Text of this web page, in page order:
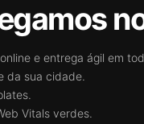
e entrega ágil em
da sua cidade.
Vitals verdes.